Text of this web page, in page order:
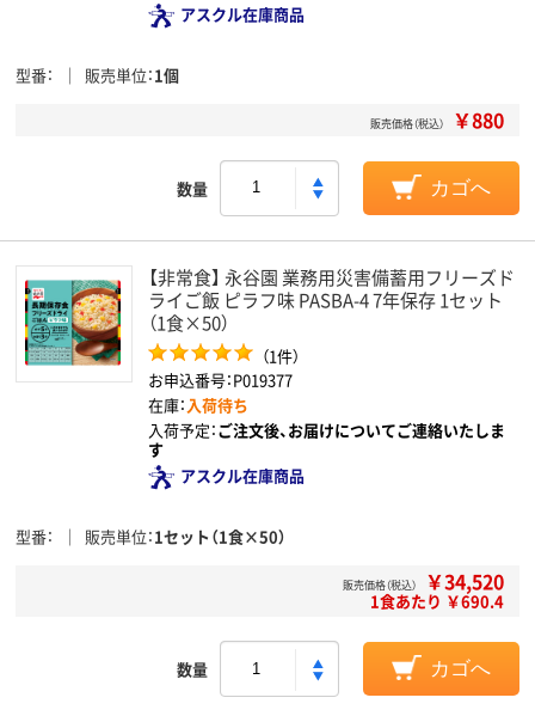
アスクル在庫商品
型番 販売単位 1個
販売価格（税込） ￥880
数量 カゴへ
【非常食】 永谷園 業務用災害備蓄用フリーズド
ライご飯 ピラフ味 PASBA-4 7年保存 1セット
（1食×50）
（1件）
お申込番号：P019377
在庫：入荷待ち
入荷予定：ご注文後、お届けについてご連絡いたしま
す
アスクル在庫商品
型番 販売単位 1セット（1食×50）
販売価格（税込） ￥34,520
1食あたり ￥690.4
数量 カゴへ